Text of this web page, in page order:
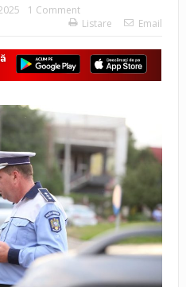
1 Comment
Listare
Email